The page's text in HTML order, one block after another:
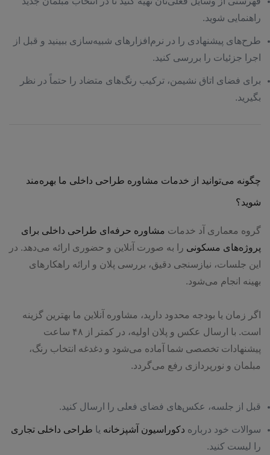
راهنمایی شوید.
طرح‌های پیشنهادی را در نرم‌افزارهای شبیه‌سازی ببینید و قبل از
اجرا جزئیات را بررسی کنید.
برای فضای اتاق نشیمن، ترکیب رنگ‌های متضاد را حتماً در نظر
بگیرید.
چگونه می‌توانید از خدمات مشاوره طراحی داخلی ما بهره‌مند
شوید؟
گروه معماری آد خدمات مشاوره حرفه‌ای طراحی داخلی برای
پروژه‌های مسکونی را به صورت آنلاین و حضوری ارائه می‌دهد. در
این جلسات، نیازسنجی دقیق، بررسی پلان و ارائه راهکارهای
بهینه انجام می‌شود.
اگر زمان یا بودجه محدود دارید، مشاوره آنلاین ما بهترین گزینه
است. با ارسال عکس و پلان اولیه، در کمتر از ۴۸ ساعت
پیشنهادات تخصصی شما آماده می‌شود و دغدغه انتخاب رنگ،
مبلمان و نورپردازی رفع می‌گردد.
قبل از جلسه، عکس‌های فضای فعلی را ارسال کنید.
سوالات خود درباره دکوراسیون آشپزخانه یا طراحی داخلی تجاری
را لیست کنید.
برای مشاوره طراحی معماری و ساخت
درخواست خود را ارسال کنید